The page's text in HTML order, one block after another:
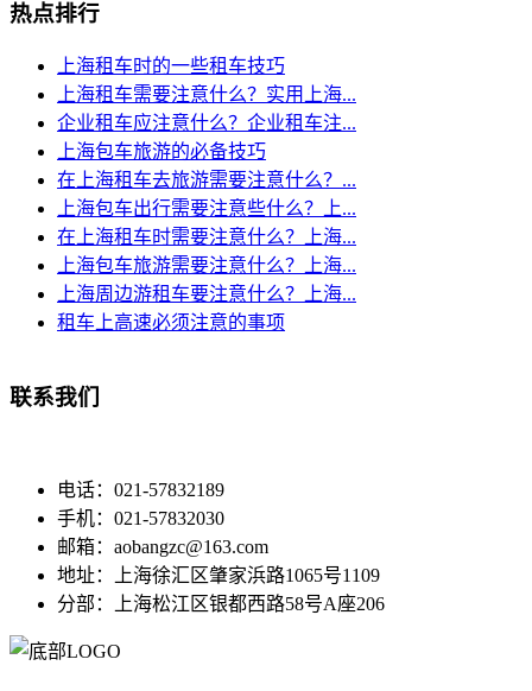
热点排行
上海租车时的一些租车技巧
上海租车需要注意什么？实用上海...
企业租车应注意什么？企业租车注...
上海包车旅游的必备技巧
在上海租车去旅游需要注意什么？...
上海包车出行需要注意些什么？上...
在上海租车时需要注意什么？上海...
上海包车旅游需要注意什么？上海...
上海周边游租车要注意什么？上海...
租车上高速必须注意的事项
联系我们
电话：021-57832189
手机：021-57832030
邮箱：aobangzc@163.com
地址：上海徐汇区肇家浜路1065号1109
分部：上海松江区银都西路58号A座206